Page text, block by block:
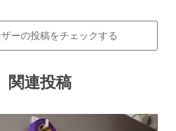
ーの投稿をチェックする
関連投稿